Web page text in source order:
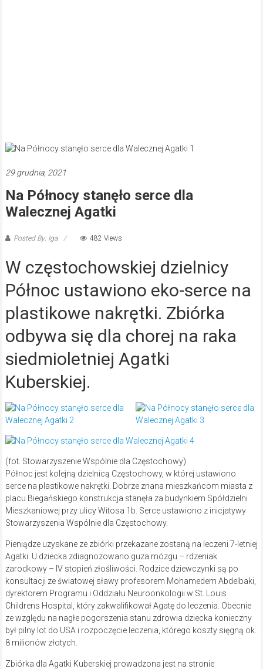
29 grudnia, 2021
Na Północy stanęło serce dla
Walecznej Agatki
Posted By: Iga 482 Views
W częstochowskiej dzielnicy
Północ ustawiono eko-serce na
plastikowe nakrętki. Zbiórka
odbywa się dla chorej na raka
siedmioletniej Agatki
Kuberskiej.
(fot. Stowarzyszenie Wspólnie dla Częstochowy)
Północ jest kolejną dzielnicą Częstochowy, w której ustawiono
serce na plastikowe nakrętki. Dobrze znana mieszkańcom miasta z
placu Biegańskiego konstrukcja stanęła za budynkiem Spółdzielni
Mieszkaniowej przy ulicy Witosa 1b. Serce ustawiono z inicjatywy
Stowarzyszenia Wspólnie dla Częstochowy.
Pieniądze uzyskane ze zbiórki przekazane zostaną na leczeni 7-letniej
Agatki. U dziecka zdiagnozowano guza mózgu – rdzeniak
zarodkowy – IV stopień złośliwości. Rodzice dziewczynki są po
konsultacji ze światowej sławy profesorem Mohamedem Abdelbaki,
dyrektorem Programu i Oddziału Neuroonkologii w St. Louis
Childrens Hospital, który zakwalifikował Agatę do leczenia. Obecnie
ze względu na nagłe pogorszenia stanu zdrowia dziecka konieczny
był pilny lot do USA i rozpoczęcie leczenia, którego koszty sięgną ok.
8 milionów złotych.
Zbiórka dla Agatki Kuberskiej prowadzona jest na stronie